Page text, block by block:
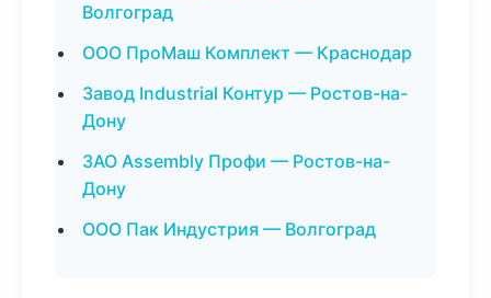
Волгоград
ООО ПроМаш Комплект — Краснодар
Завод Industrial Контур — Ростов-на-
Дону
ЗАО Assembly Профи — Ростов-на-
Дону
ООО Пак Индустрия — Волгоград